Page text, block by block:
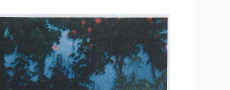
جلسه
پرسش
و
پاسخ
۱۲٫۵Mb
۱۹
–
سخنرانی
جلسه
پنجم